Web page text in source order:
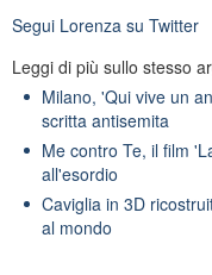
Segui Lorenza su Twitter
Leggi di più sullo stesso
Milano, 'Qui vive un
scritta antisemita
Me contro Te, il film
all'esordio
Caviglia in 3D
al mondo